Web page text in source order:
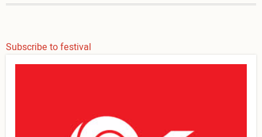
Subscribe to festival